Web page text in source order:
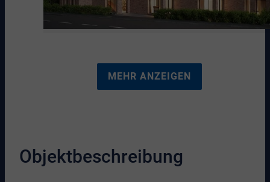
MEHR ANZEIGEN
Objektbeschreibung